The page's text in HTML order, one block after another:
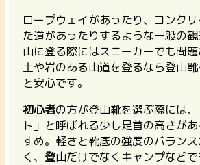
ロープウェイがあったり、コンク
た道があったりするような一般の
山に登る際にはスニーカーでも問題
土や岩のある山道を登るなら登山
と安心です。
初心者の方が登山靴を選ぶ際には
ト」と呼ばれる少し足首の高さが
すめ。軽さと靴底の強度のバラン
く、 登山だけでなくキャンプなどで